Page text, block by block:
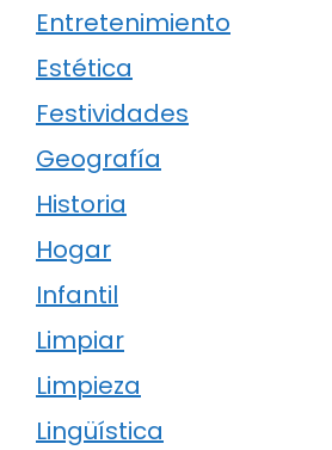
Entretenimiento
Estética
Festividades
Geografía
Historia
Hogar
Infantil
Limpiar
Limpieza
Lingüística